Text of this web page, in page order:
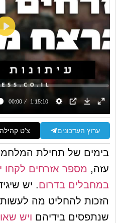
ערוץ העדכונים צ'ט קהילה
בימים של תחילת
עזה, מספר אזרחים לקחו
במחבלים בדרום. יש
הזכות להחליט מה
שנתפסים בידיהם ויש